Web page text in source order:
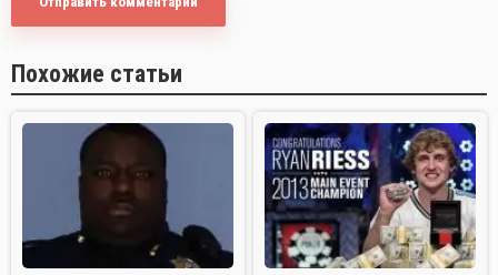
Похожие статьи